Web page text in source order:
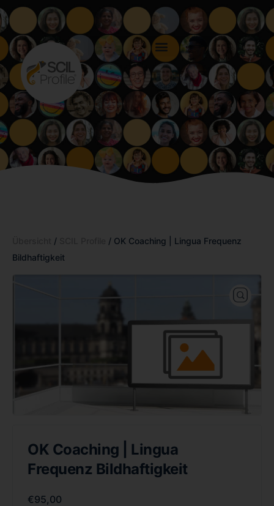
/
/ OK Coaching | Lingua Frequenz
Bildhaftigkeit
OK Coaching | Lingua
Frequenz Bildhaftigkeit
€95,00